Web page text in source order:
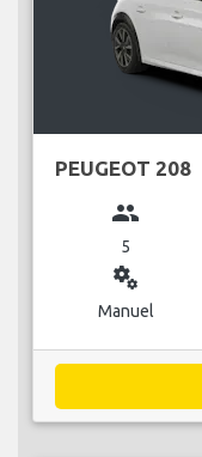
PEUGEOT 208
group
5
miscellaneous_services
Manuel